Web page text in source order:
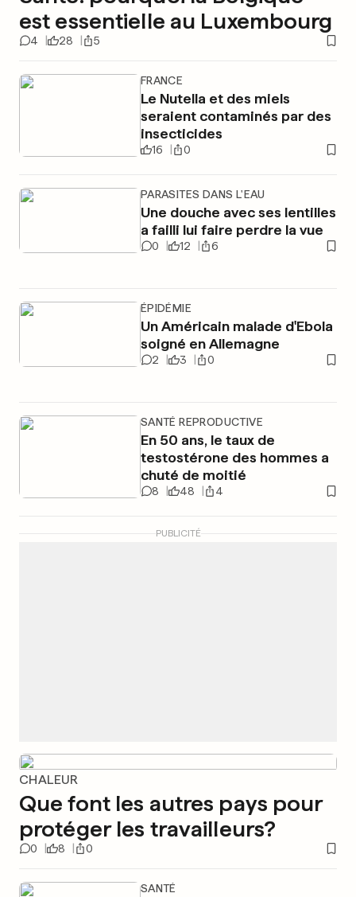
est essentielle au Luxembourg
4 28 5
FRANCE
Le Nutella et des miels
seraient contaminés par des
insecticides
16 0
PARASITES DANS L'EAU
Une douche avec ses lentilles
a failli lui faire perdre la vue
0 12 6
ÉPIDÉMIE
Un Américain malade d'Ebola
soigné en Allemagne
2 3 0
SANTÉ REPRODUCTIVE
En 50 ans, le taux de
testostérone des hommes a
chuté de moitié
8 48 4
PUBLICITÉ
CHALEUR
Que font les autres pays pour
protéger les travailleurs?
0 8 0
SANTÉ